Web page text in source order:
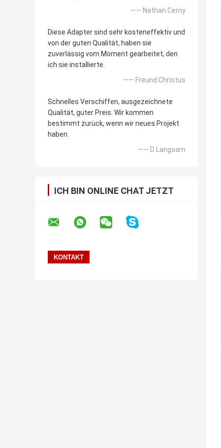
—— Nathan Cerny
Diese Adapter sind sehr kosteneffektiv und
von der guten Qualität, haben sie
zuverlässig vom Moment gearbeitet, den
ich sie installierte.
—— Freund Christus
Schnelles Verschiffen, ausgezeichnete
Qualität, guter Preis. Wir kommen
bestimmt zurück, wenn wir neues Projekt
haben.
—— D Langsam
ICH BIN ONLINE CHAT JETZT